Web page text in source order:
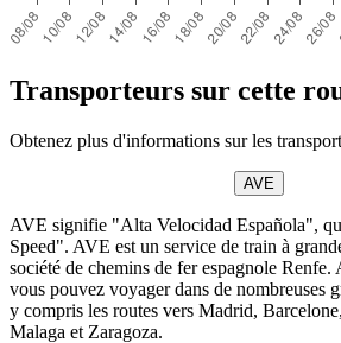
Transporteurs sur cette
Obtenez plus d'informations sur les
AVE
AVE signifie "Alta Velocidad Española",
Speed". AVE est un service de train à
société de chemins de fer espagnole Renfe.
vous pouvez voyager dans de nombreuses
y compris les routes vers Madrid,
Malaga et Zaragoza.